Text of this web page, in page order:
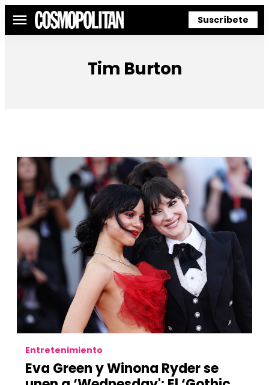
Menú Suscríbete
Tim Burton
Entretenimiento
Eva Green y Winona Ryder se